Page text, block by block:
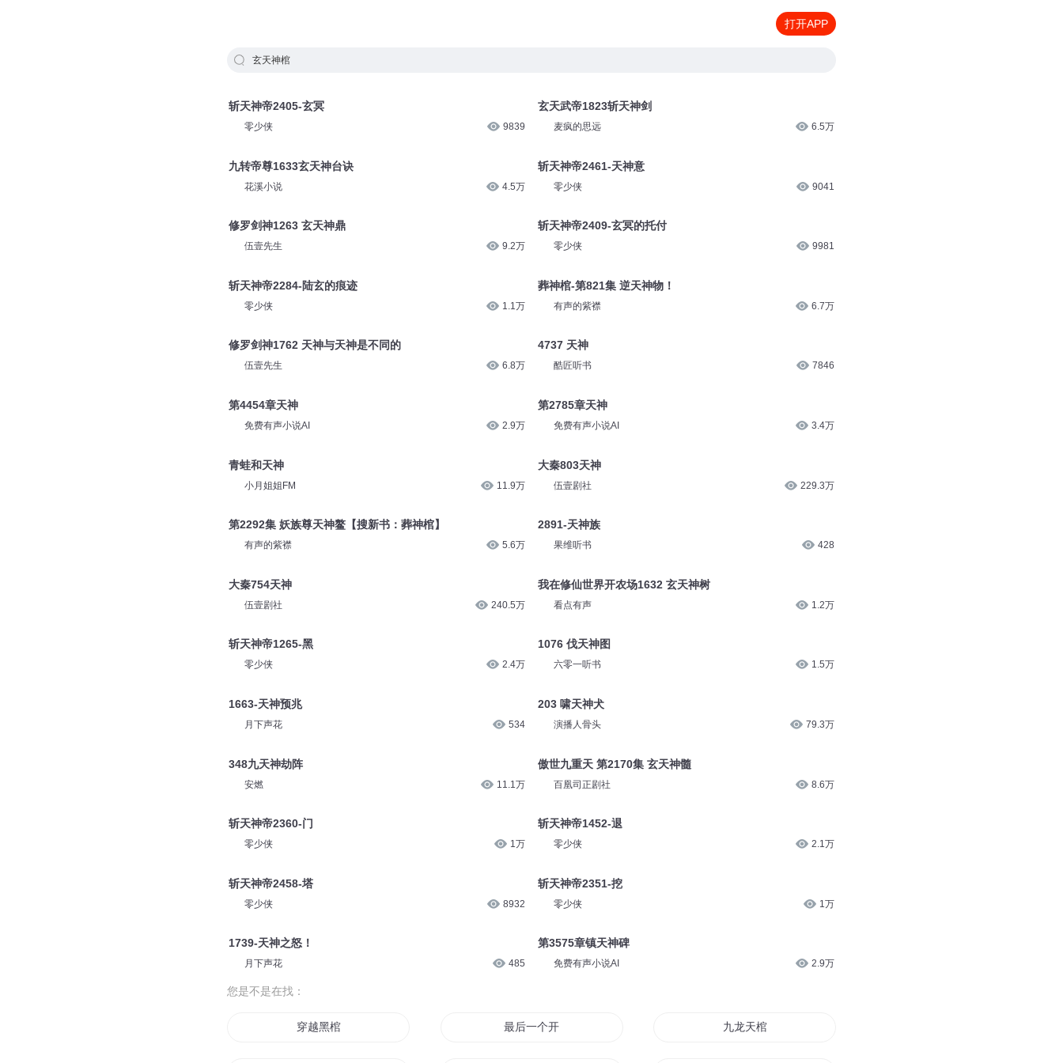
打开APP
玄天神棺
斩天神帝2405-玄冥
零少侠 9839
九转帝尊1633玄天神台诀
花溪小说 4.5万
修罗剑神1263 玄天神鼎
伍壹先生 9.2万
斩天神帝2284-陆玄的痕迹
零少侠 1.1万
修罗剑神1762 天神与天神是不同的
伍壹先生 6.8万
第4454章天神
免费有声小说AI 2.9万
青蛙和天神
小月姐姐FM 11.9万
第2292集 妖族尊天神鳌【搜新书：葬神棺】
有声的紫襟 5.6万
大秦754天神
伍壹剧社 240.5万
斩天神帝1265-黑
零少侠 2.4万
1663-天神预兆
月下声花 534
348九天神劫阵
安燃 11.1万
斩天神帝2360-门
零少侠 1万
斩天神帝2458-塔
零少侠 8932
1739-天神之怒！
月下声花 485
玄天武帝1823斩天神剑
麦疯的思远 6.5万
斩天神帝2461-天神意
零少侠 9041
斩天神帝2409-玄冥的托付
零少侠 9981
葬神棺-第821集 逆天神物！
有声的紫襟 6.7万
4737 天神
酷匠听书 7846
第2785章天神
免费有声小说AI 3.4万
大秦803天神
伍壹剧社 229.3万
2891-天神族
果维听书 428
我在修仙世界开农场1632 玄天神树
看点有声 1.2万
1076 伐天神图
六零一听书 1.5万
203 啸天神犬
演播人骨头 79.3万
傲世九重天 第2170集 玄天神髓
百凰司正剧社 8.6万
斩天神帝1452-退
零少侠 2.1万
斩天神帝2351-挖
零少侠 1万
第3575章镇天神碑
免费有声小说AI 2.9万
您是不是在找：
穿越黑棺 最后一个开棺人 九龙天棺